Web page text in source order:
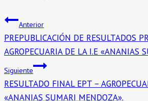
Anterior
PREPUBLICACIÓN DE RESULTADOS
AGROPECUARIA DE LA I.E «ANANIAS
Siguiente
RESULTADO FINAL EPT –
«ANANIAS SUMARI MENDOZA».